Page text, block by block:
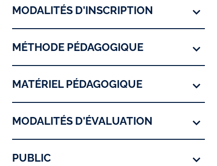
MODALITÉS D'INSCRIPTION
MÉTHODE PÉDAGOGIQUE
MATÉRIEL PÉDAGOGIQUE
MODALITÉS D'ÉVALUATION
PUBLIC